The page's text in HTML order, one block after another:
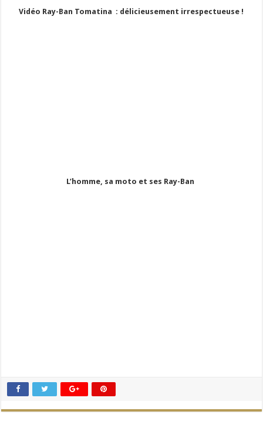
Vidéo Ray-Ban Tomatina : délicieusement irrespectueuse !
L’homme, sa moto et ses Ray-Ban